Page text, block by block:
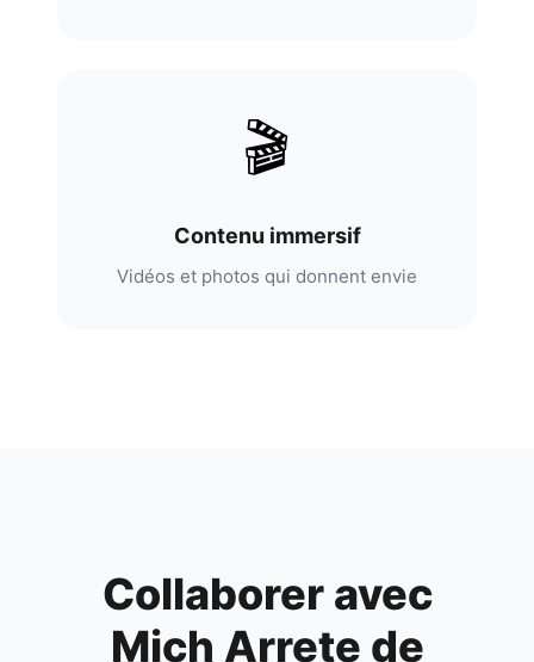
🎬
Contenu immersif
Vidéos et photos qui donnent envie
Collaborer avec
Mich Arrete de